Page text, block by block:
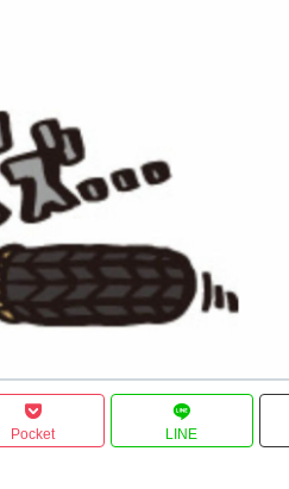
Pocket LINE